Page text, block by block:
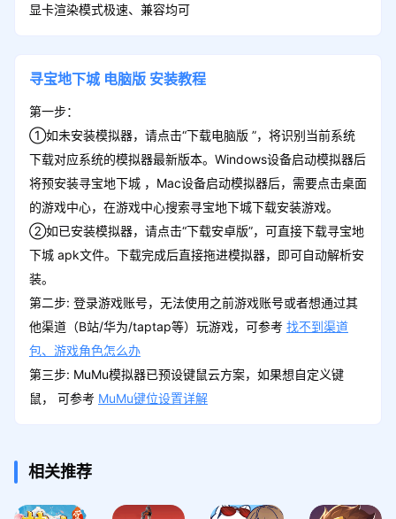
显卡渲染模式极速、兼容均可
寻宝地下城 电脑版 安装教程
第一步：
①如未安装模拟器，请点击“下载电脑版 ”，将识别当前系统
下载对应系统的模拟器最新版本。Windows设备启动模拟器后
将预安装寻宝地下城 ，Mac设备启动模拟器后，需要点击桌面
的游戏中心，在游戏中心搜索寻宝地下城下载安装游戏。
②如已安装模拟器，请点击“下载安卓版”，可直接下载寻宝地
下城 apk文件。下载完成后直接拖进模拟器，即可自动解析安
装。
第二步: 登录游戏账号，无法使用之前游戏账号或者想通过其
他渠道（B站/华为/taptap等）玩游戏，可参考 找不到渠道
包、游戏角色怎么办
第三步: MuMu模拟器已预设键鼠云方案，如果想自定义键
鼠， 可参考 MuMu键位设置详解
相关推荐